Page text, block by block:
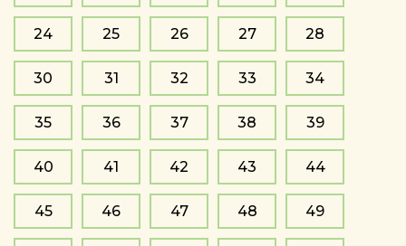
24 25 26 27 28
30 31 32 33 34
35 36 37 38 39
40 41 42 43 44
45 46 47 48 49